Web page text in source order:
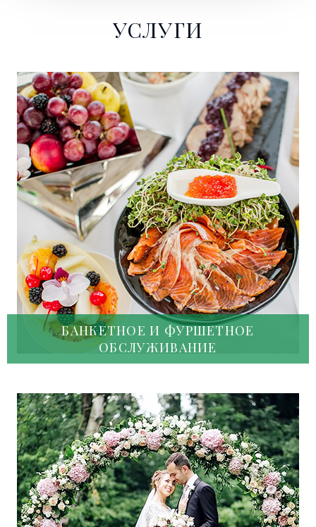
УСЛУГИ
БАНКЕТНОЕ И ФУРШЕТНОЕ
ОБСЛУЖИВАНИЕ